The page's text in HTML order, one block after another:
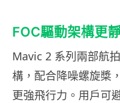
FOC驅動架構更
Mavic 2 系列兩部航
構，配合降噪螺旋槳
更強飛行力。用戶可